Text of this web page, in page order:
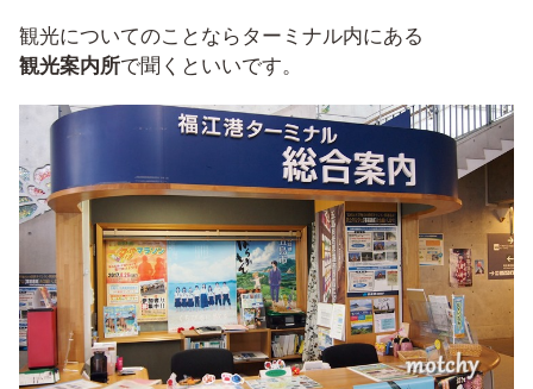
観光についてのことならターミナル内にある
観光案内所で聞くといいです。